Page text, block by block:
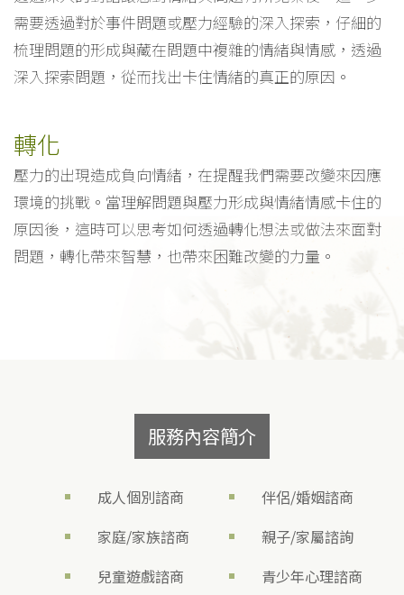
需要透過對於事件問題或壓力經驗的深入探索，仔細的
梳理問題的形成與藏在問題中複雜的情緒與情感，透過
深入探索問題，從而找出卡住情緒的真正的原因。
轉化
壓力的出現造成負向情緒，在提醒我們需要改變來因應
環境的挑戰。當理解問題與壓力形成與情緒情感卡住的
原因後，這時可以思考如何透過轉化想法或做法來面對
問題，轉化帶來智慧，也帶來困難改變的力量。
服務內容簡介
成人個別諮商
伴侶/婚姻諮商
家庭/家族諮商
親子/家屬諮詢
兒童遊戲諮商
青少年心理諮商